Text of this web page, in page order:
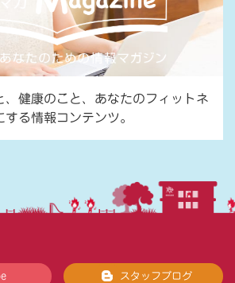
、健康のこと、あなたのフィットネ
る情報コンテンツ。
スタッフブログ